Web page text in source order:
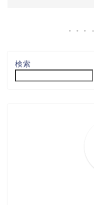
検索